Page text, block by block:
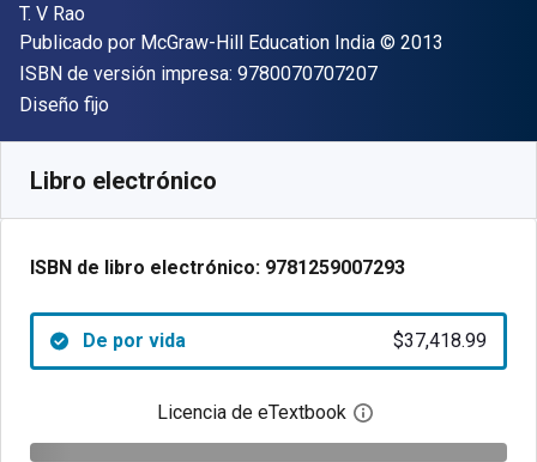
Autor(es)
T. V Rao
Editor
Publicado por McGraw-Hill Education India Copyright
© 2013
ISBN de versión impresa: 9780070707207"ISBN-13
Formato
Diseño fijo
Libro electrónico
ISBN de libro electrónico: 9781259007293
De por vida $37,418.99
Licencia de eTextbook Abre el cuadro de